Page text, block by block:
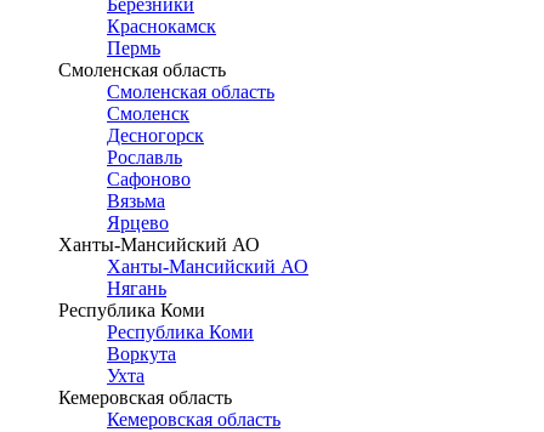
Березники
Краснокамск
Пермь
Смоленская область
Смоленская область
Смоленск
Десногорск
Рославль
Сафоново
Вязьма
Ярцево
Ханты-Мансийский АО
Ханты-Мансийский АО
Нягань
Республика Коми
Республика Коми
Воркута
Ухта
Кемеровская область
Кемеровская область